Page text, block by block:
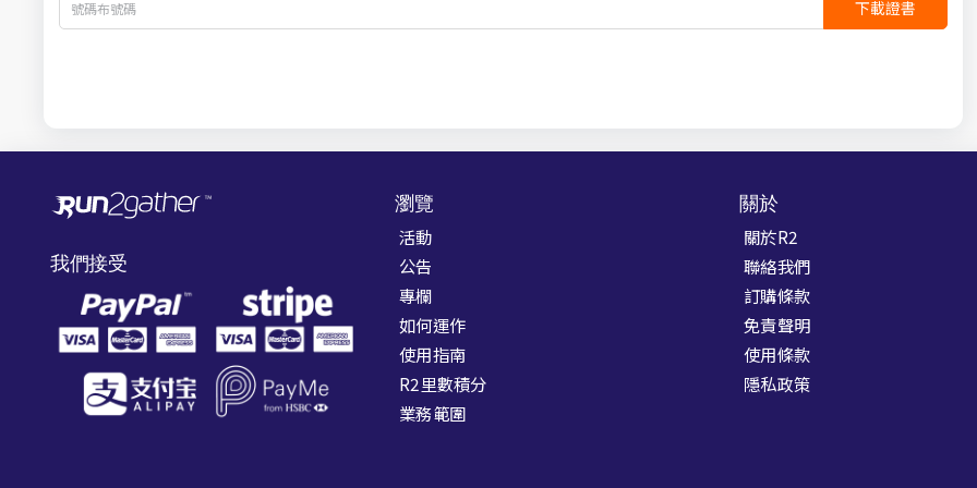
下載證書
我們接受
瀏覽
活動
公告
專欄
如何運作
使用指南
R2里數積分
業務範圍
關於
關於R2
聯絡我們
訂購條款
免責聲明
使用條款
隱私政策